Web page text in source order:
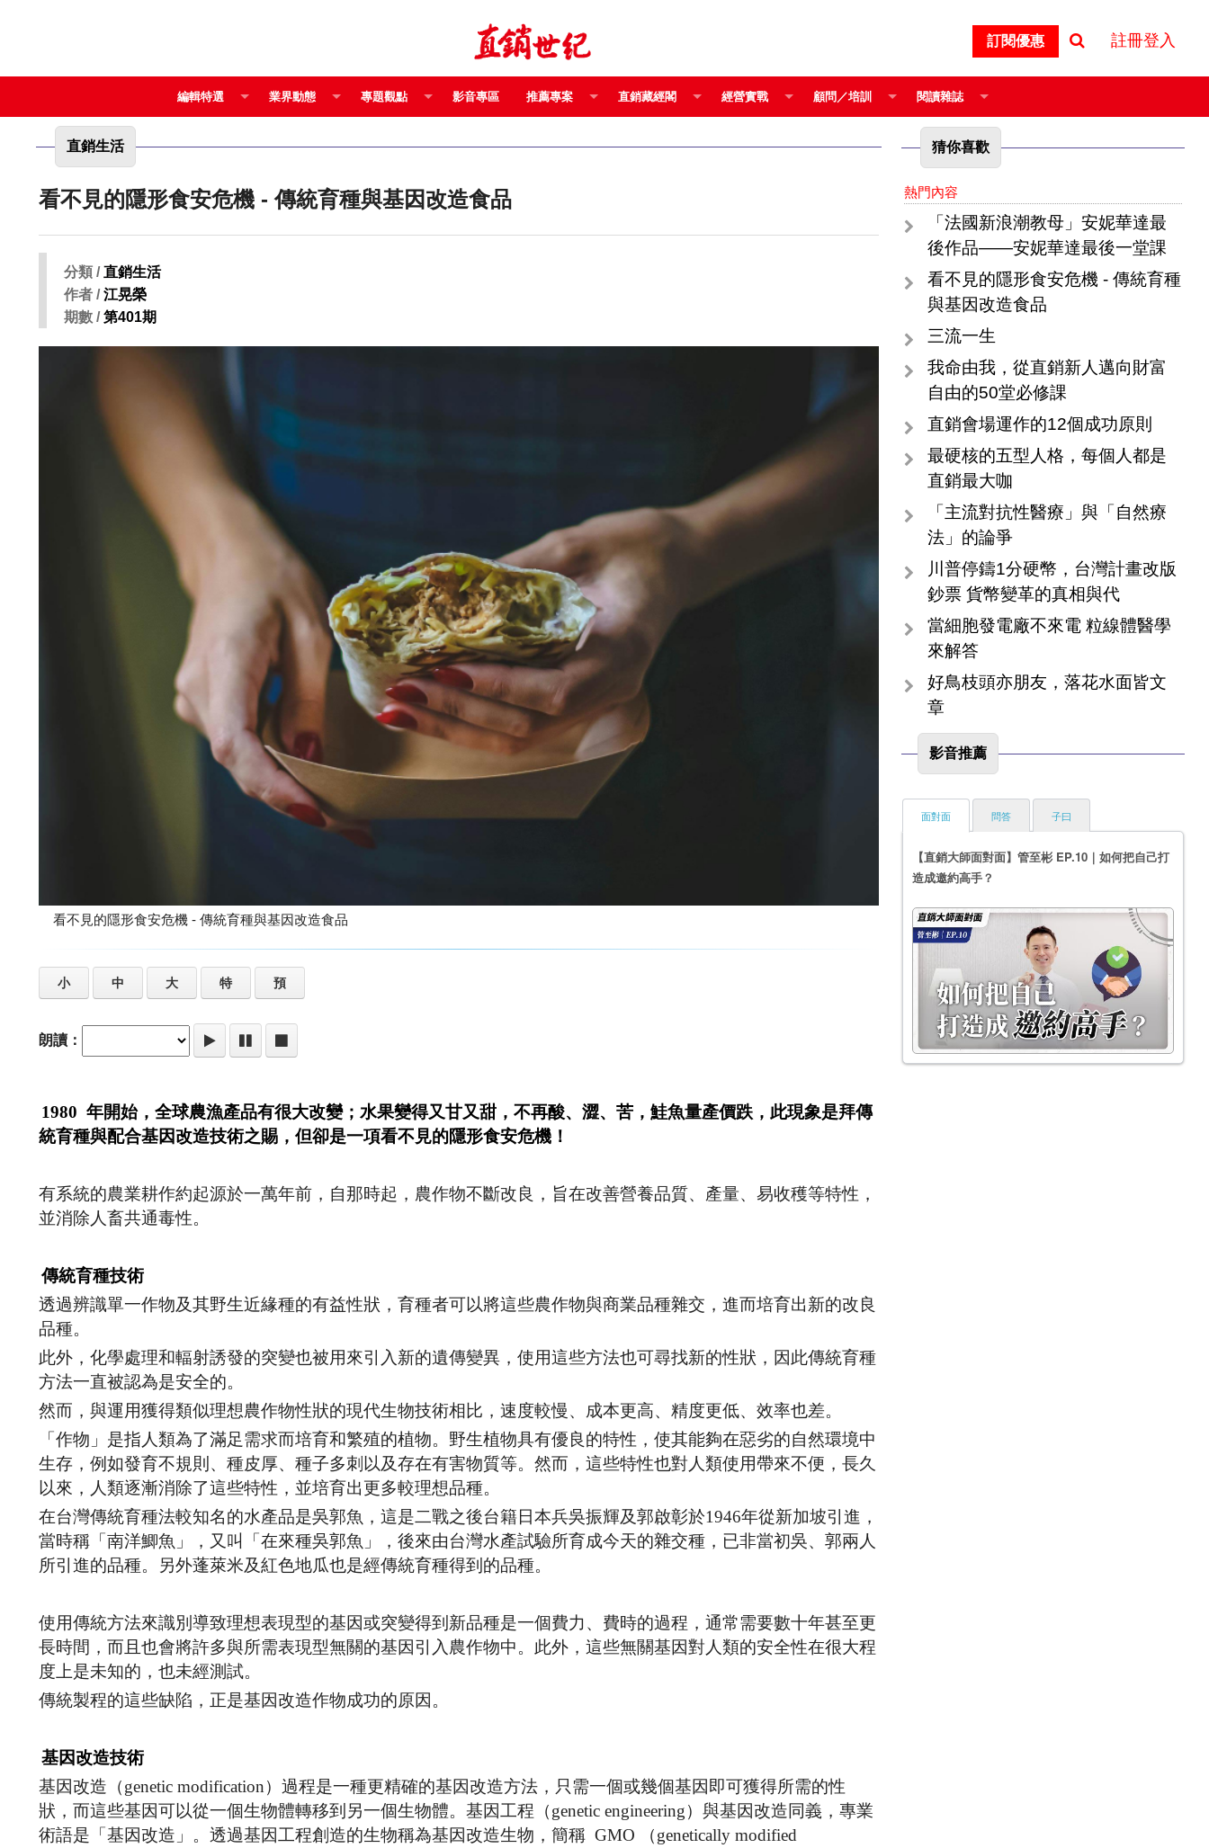
訂閱優惠 註冊登入
編輯特選 業界動態 專題觀點 影音專區 推薦專案 直銷藏經閣 經營實戰 顧問／培訓 閱讀雜誌
直銷生活
看不見的隱形食安危機 - 傳統育種與基因改造食品
分類 /直銷生活
作者 /江晃榮
期數 /第401期
看不見的隱形食安危機 - 傳統育種與基因改造食品
小 中 大 特 預
朗讀：
1980 年開始，全球農漁產品有很大改變；水果變得又甘又甜，不再酸、澀、苦，鮭魚量產價跌，此現象是拜傳
統育種與配合基因改造技術之賜，但卻是一項看不見的隱形食安危機！
有系統的農業耕作約起源於一萬年前，自那時起，農作物不斷改良，旨在改善營養品質、產量、易收穫等特性，
並消除人畜共通毒性。
傳統育種技術
透過辨識單一作物及其野生近緣種的有益性狀，育種者可以將這些農作物與商業品種雜交，進而培育出新的改良
品種。
此外，化學處理和輻射誘發的突變也被用來引入新的遺傳變異，使用這些方法也可尋找新的性狀，因此傳統育種
方法一直被認為是安全的。
然而，與運用獲得類似理想農作物性狀的現代生物技術相比，速度較慢、成本更高、精度更低、效率也差。
「作物」是指人類為了滿足需求而培育和繁殖的植物。野生植物具有優良的特性，使其能夠在惡劣的自然環境中
生存，例如發育不規則、種皮厚、種子多刺以及存在有害物質等。然而，這些特性也對人類使用帶來不便，長久
以來，人類逐漸消除了這些特性，並培育出更多較理想品種。
在台灣傳統育種法較知名的水產品是吳郭魚，這是二戰之後台籍日本兵吳振輝及郭啟彰於1946年從新加坡引進，
當時稱「南洋鯽魚」，又叫「在來種吳郭魚」，後來由台灣水產試驗所育成今天的雜交種，已非當初吳、郭兩人
所引進的品種。另外蓬萊米及紅色地瓜也是經傳統育種得到的品種。
使用傳統方法來識別導致理想表現型的基因或突變得到新品種是一個費力、費時的過程，通常需要數十年甚至更
長時間，而且也會將許多與所需表現型無關的基因引入農作物中。此外，這些無關基因對人類的安全性在很大程
度上是未知的，也未經測試。
傳統製程的這些缺陷，正是基因改造作物成功的原因。
基因改造技術
基因改造（genetic modification）過程是一種更精確的基因改造方法，只需一個或幾個基因即可獲得所需的性
狀，而這些基因可以從一個生物體轉移到另一個生物體。基因工程（genetic engineering）與基因改造同義，專業
術語是「基因改造」。透過基因工程創造的生物稱為基因改造生物，簡稱 GMO （genetically modified
猜你喜歡
熱門內容
「法國新浪潮教母」安妮華達最
後作品——安妮華達最後一堂課
看不見的隱形食安危機 - 傳統育種
與基因改造食品
三流一生
我命由我，從直銷新人邁向財富
自由的50堂必修課
直銷會場運作的12個成功原則
最硬核的五型人格，每個人都是
直銷最大咖
「主流對抗性醫療」與「自然療
法」的論爭
川普停鑄1分硬幣，台灣計畫改版
鈔票 貨幣變革的真相與代
當細胞發電廠不來電 粒線體醫學
來解答
好鳥枝頭亦朋友，落花水面皆文
章
影音推薦
面對面
【直銷大師面對面】管至彬 EP.10｜如何把自己打
造成邀約高手？
問答 子曰